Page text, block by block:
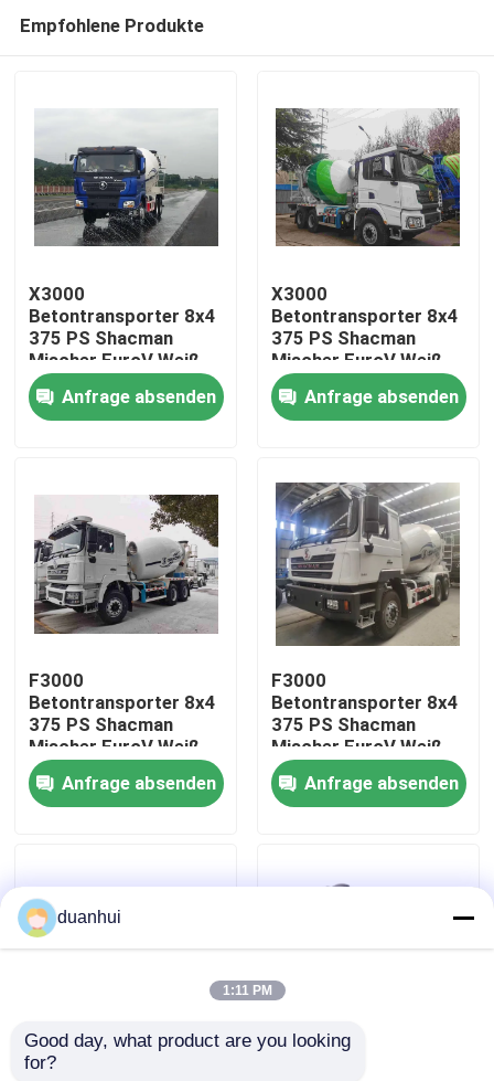
Produkte
Über uns
Qualitätskontrolle
Kontakt mit uns
Bitte um ein Angebot
Traktor-LKW
Empfohlene Produkte
X3000
Betontransporter 8x4
375 PS Shacman
Mischer EuroV Weiß
Anfrage absenden
X3000
Betontransporter 8x4
375 PS Shacman
Mischer EuroV Weiß
Anfrage absenden
F3000
Betontransporter 8x4
375 PS Shacman
Mischer EuroV Weiß
Anfrage absenden
F3000
Betontransporter 8x4
375 PS Shacman
Mischer EuroV Weiß
Anfrage absenden
6x4 340 PS 8m3
duanhui
1:11 PM
Good day, what product are you looking
for?